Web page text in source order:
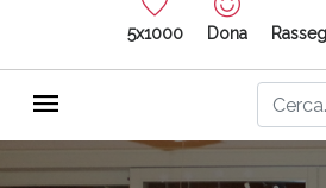
5x1000 Dona